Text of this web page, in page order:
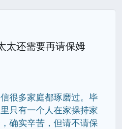
太还需要再请保姆
很多家庭都琢磨过。毕
只有一个人在家操持家
确实辛苦，但请不请保